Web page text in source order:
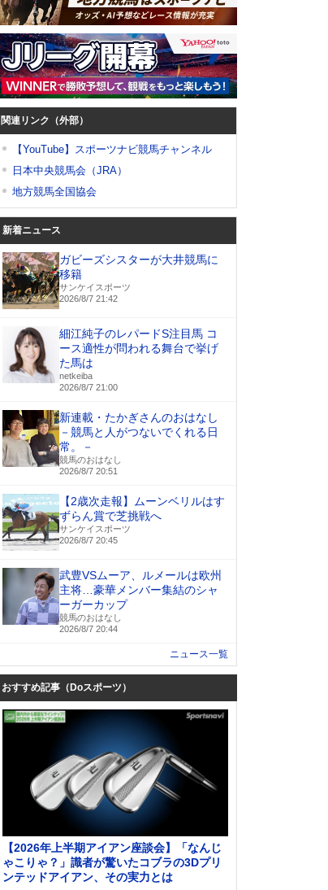
関連リンク（外部）
【YouTube】スポーツナビ競馬チャンネル
日本中央競馬会（JRA）
地方競馬全国協会
新着ニュース
ガビーズシスターが大井競馬に
移籍
サンケイスポーツ
2026/8/7 21:42
細江純子のレパードS注目馬 コ
ース適性が問われる舞台で挙げ
た馬は
netkeiba
2026/8/7 21:00
新連載・たかぎさんのおはなし
－競馬と人がつないでくれる日
常。－
競馬のおはなし
2026/8/7 20:51
【2歳次走報】ムーンベリルはす
ずらん賞で芝挑戦へ
サンケイスポーツ
2026/8/7 20:45
武豊VSムーア、ルメールは欧州
主将…豪華メンバー集結のシャ
ーガーカップ
競馬のおはなし
2026/8/7 20:44
ニュース一覧
おすすめ記事（Doスポーツ）
【2026年上半期アイアン座談会】「なんじ
ゃこりゃ？」識者が驚いたコブラの3Dプリ
ンテッドアイアン、その実力とは